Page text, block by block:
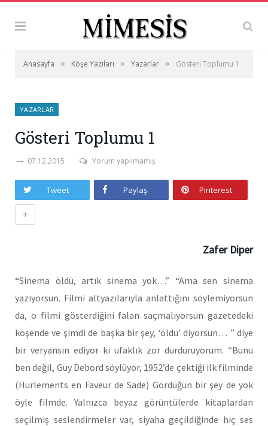
Anasayfa » Köşe Yazıları » Yazarlar » Gösteri Toplumu 1
YAZARLAR
Gösteri Toplumu 1
07.12.2015 Yorum yapılmamış
Tweet Paylaş Pinterest
+
Zafer Diper
“Sinema öldü, artık sinema yok…” “Ama sen sinema
yazıyorsun. Filmi altyazılarıyla anlattığını söylemiyorsun
da, o filmi gösterdiğini falan saçmalıyorsun gazetedeki
köşende ve şimdi de başka bir şey, ‘öldü’ diyorsun… ” diye
bir veryansın ediyor ki ufaklık zor durduruyorum. “Bunu
ben değil, Guy Debord söylüyor, 1952’de çektiği ilk filminde
(Hurlements en Faveur de Sade) Gördüğün bir şey de yok
öyle filmde. Yalnızca beyaz görüntülerde kitaplardan
seçilmiş seslendirmeler var, siyaha geçildiğinde hiç ses